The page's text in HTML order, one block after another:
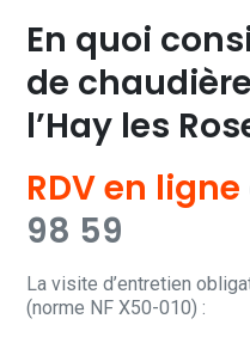
En quoi
de
l’Hay les
RDV en ligne
98 59
La visite d’entretien
(norme NF X50-010) :